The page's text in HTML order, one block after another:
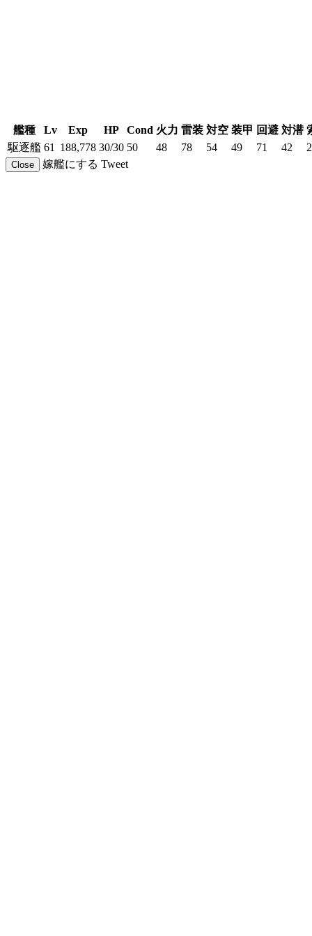
艦種 Lv Exp HP Cond 火力 雷装 対空 装甲 回避 対潜
駆逐艦 61 188,778 30/30 50 48 78 54 49 71 42
Close 嫁艦にする Tweet